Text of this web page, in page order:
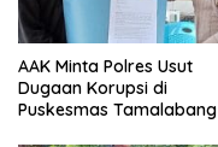
AAK Minta Polres Usut
Dugaan Korupsi di
Puskesmas Tamalabang